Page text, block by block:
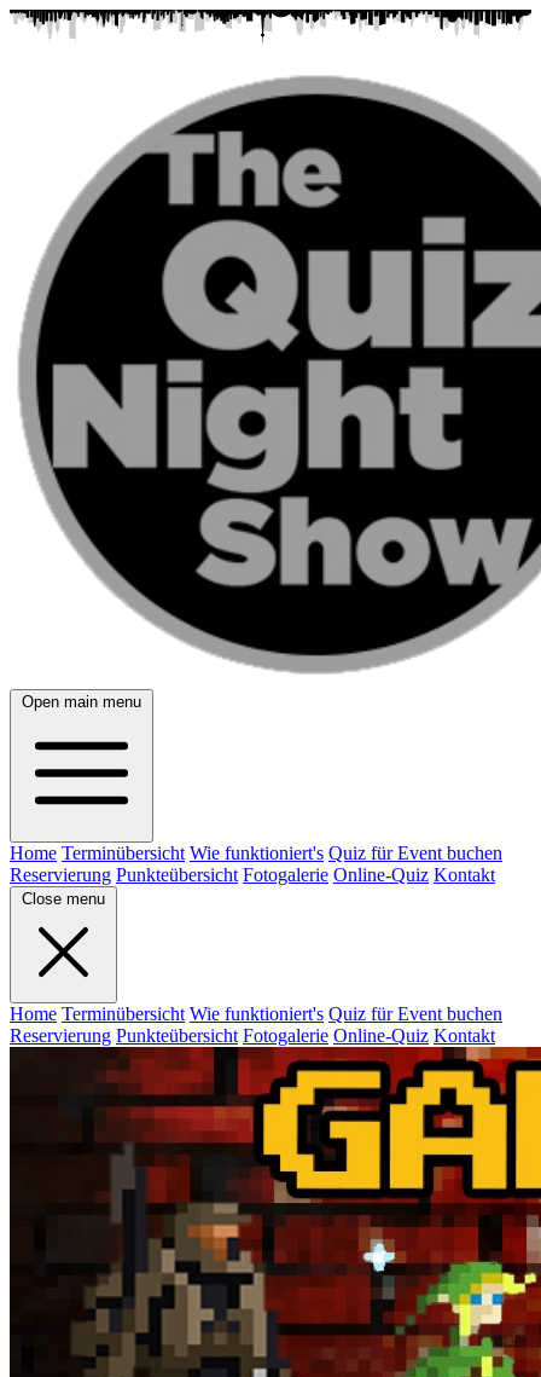
Open main menu
Home Terminübersicht Wie funktioniert's Quiz für Event buchen
Reservierung Punkteübersicht Fotogalerie Online-Quiz Kontakt
Close menu
Home Terminübersicht Wie funktioniert's Quiz für Event buchen
Reservierung Punkteübersicht Fotogalerie Online-Quiz Kontakt